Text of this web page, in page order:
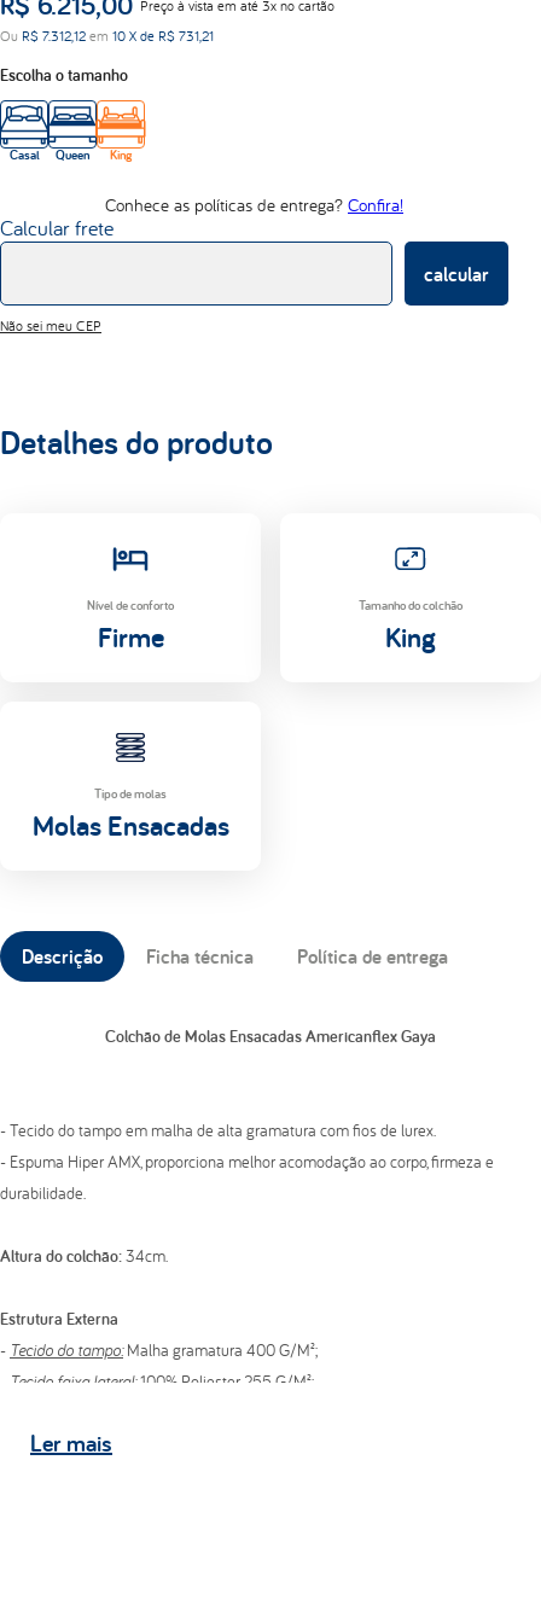
Preço à vista em até 3x no cartão
Ou R$ 7.312,12 em 10 X de R$ 731,21
Escolha o tamanho
Casal Queen King
Conhece as políticas de entrega? Confira!
Calcular frete
calcular
Não sei meu CEP
Detalhes do produto
Nível de conforto
Firme
Tamanho do colchão
King
Tipo de molas
Molas Ensacadas
Descrição Ficha técnica Política de entrega
Colchão de Molas Ensacadas Americanflex Gaya
- Tecido do tampo em malha de alta gramatura com fios de lurex.
- Espuma Hiper AMX, proporciona melhor acomodação ao corpo, firmeza e
durabilidade.
Altura do colchão:34cm.
Estrutura Externa
- Tecido do tampo:Malha gramatura 400 G/M²;
Tecido faixa lateral:100% Poliester 255 G/M²;
Lermais
lumi